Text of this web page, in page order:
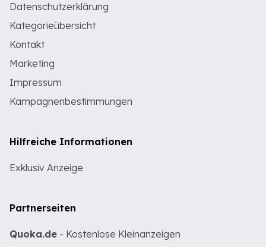
Datenschutzerklärung
Kategorieübersicht
Kontakt
Marketing
Impressum
Kampagnenbestimmungen
Hilfreiche Informationen
Exklusiv Anzeige
Partnerseiten
Quoka.de - Kostenlose Kleinanzeigen